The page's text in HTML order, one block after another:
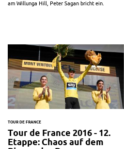
am Willunga Hill, Peter Sagan bricht ein.
TOUR DE FRANCE
Tour de France 2016 - 12.
Etappe: Chaos auf dem